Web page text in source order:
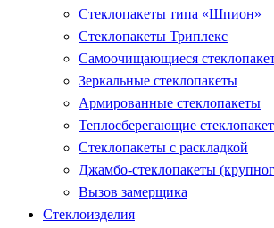
Стеклопакеты типа «Шпион»
Стеклопакеты Триплекс
Самоочищающиеся
Зеркальные стеклопакеты
Армированные стеклопакеты
Теплосберегающие
Стеклопакеты с раскладкой
Джамбо-стеклопакеты
Вызов замерщика
Стеклоизделия